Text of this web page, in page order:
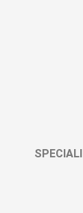
SPECIALI